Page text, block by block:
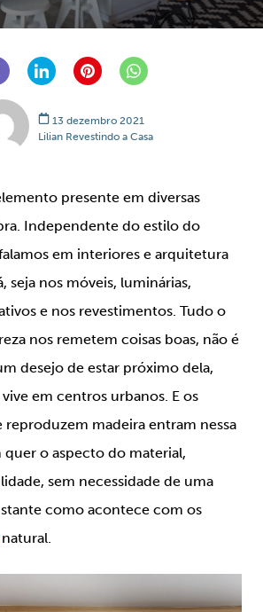
13 dezembro 2021
Lilian Revestindo a Casa
presente em diversas
Independente do estilo do
em interiores e arquitetura
seja nos móveis, luminárias,
e nos revestimentos. Tudo o
nos remetem coisas boas, não é
desejo de estar próximo dela,
em centros urbanos. E os
reproduzem madeira entram nessa
quer o aspecto do material,
sem necessidade de uma
como acontece com os
natural.